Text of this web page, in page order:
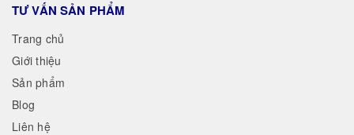
TƯ VẤN SẢN PHẨM
Trang chủ
Giới thiệu
Sản phẩm
Blog
Liên hệ